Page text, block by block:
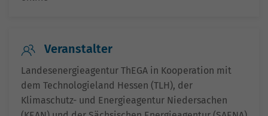
Veranstalter
Landesenergieagentur ThEGA in Kooperation mit
dem Technologieland Hessen (TLH), der
Klimaschutz- und Energieagentur Niedersachen